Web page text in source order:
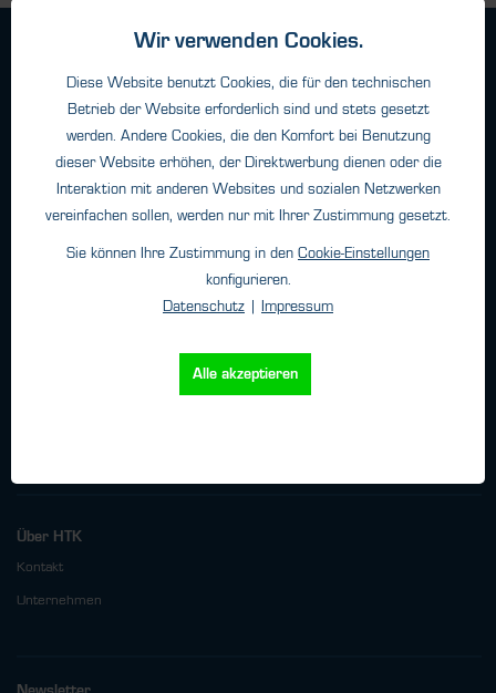
Geschäftsbedingungen
Haftungsangaben
Datenschutz
Oehleckerring 32 • 22419 Hamburg
Fax: +49 (0)40 - 600 38 38 - 99
Über HTK
Kontakt
Unternehmen
Wir verwenden Cookies.
Diese Website benutzt Cookies, die für den technischen
Betrieb der Website erforderlich sind und stets gesetzt
werden. Andere Cookies, die den Komfort bei Benutzung
dieser Website erhöhen, der Direktwerbung dienen oder die
Interaktion mit anderen Websites und sozialen Netzwerken
vereinfachen sollen, werden nur mit Ihrer Zustimmung gesetzt.
Sie können Ihre Zustimmung in den Cookie-Einstellungen
konfigurieren.
Datenschutz
Impressum
Alle akzeptieren